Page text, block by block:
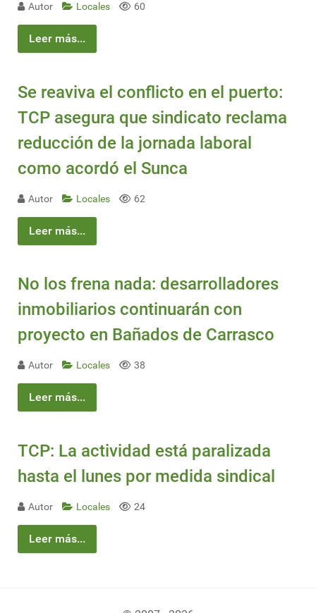
Autor Locales 60
Leer más...
Se reaviva el conflicto en el puerto:
TCP asegura que sindicato reclama
reducción de la jornada laboral
como acordó el Sunca
Autor Locales 62
Leer más...
No los frena nada: desarrolladores
inmobiliarios continuarán con
proyecto en Bañados de Carrasco
Autor Locales 38
Leer más...
TCP: La actividad está paralizada
hasta el lunes por medida sindical
Autor Locales 24
Leer más...